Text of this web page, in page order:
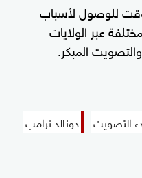
للوصول لأسباب
عبر الولايات
المبكر.
التصويت
دونالد ترامب